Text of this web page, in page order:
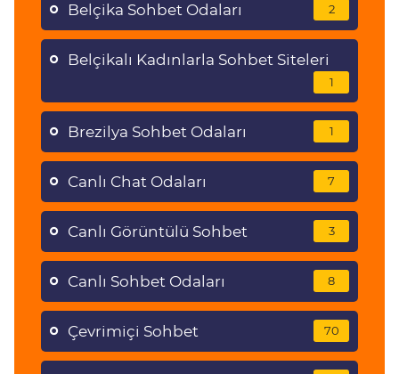
Belçika Sohbet Odaları 2
Belçikalı Kadınlarla Sohbet Siteleri
1
Brezilya Sohbet Odaları 1
Canlı Chat Odaları 7
Canlı Görüntülü Sohbet 3
Canlı Sohbet Odaları 8
Çevrimiçi Sohbet 70